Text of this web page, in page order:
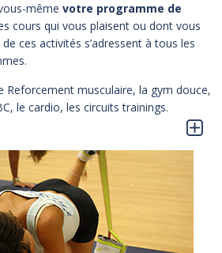
même votre programme de
cours qui vous plaisent ou dont vous
ces activités s’adressent à tous les
Reforcement musculaire, la gym douce,
le cardio, les circuits trainings.